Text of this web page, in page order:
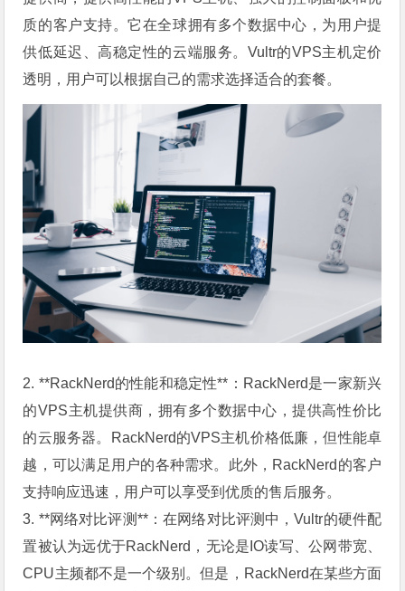
质的客户支持。它在全球拥有多个数据中心，为用户提
供低延迟、高稳定性的云端服务。Vultr的VPS主机定价
透明，用户可以根据自己的需求选择适合的套餐。
2. **RackNerd的性能和稳定性**：RackNerd是一家新兴
的VPS主机提供商，拥有多个数据中心，提供高性价比
的云服务器。RackNerd的VPS主机价格低廉，但性能卓
越，可以满足用户的各种需求。此外，RackNerd的客户
支持响应迅速，用户可以享受到优质的售后服务。
3. **网络对比评测**：在网络对比评测中，Vultr的硬件配
置被认为远优于RackNerd，无论是IO读写、公网带宽、
CPU主频都不是一个级别。但是，RackNerd在某些方面